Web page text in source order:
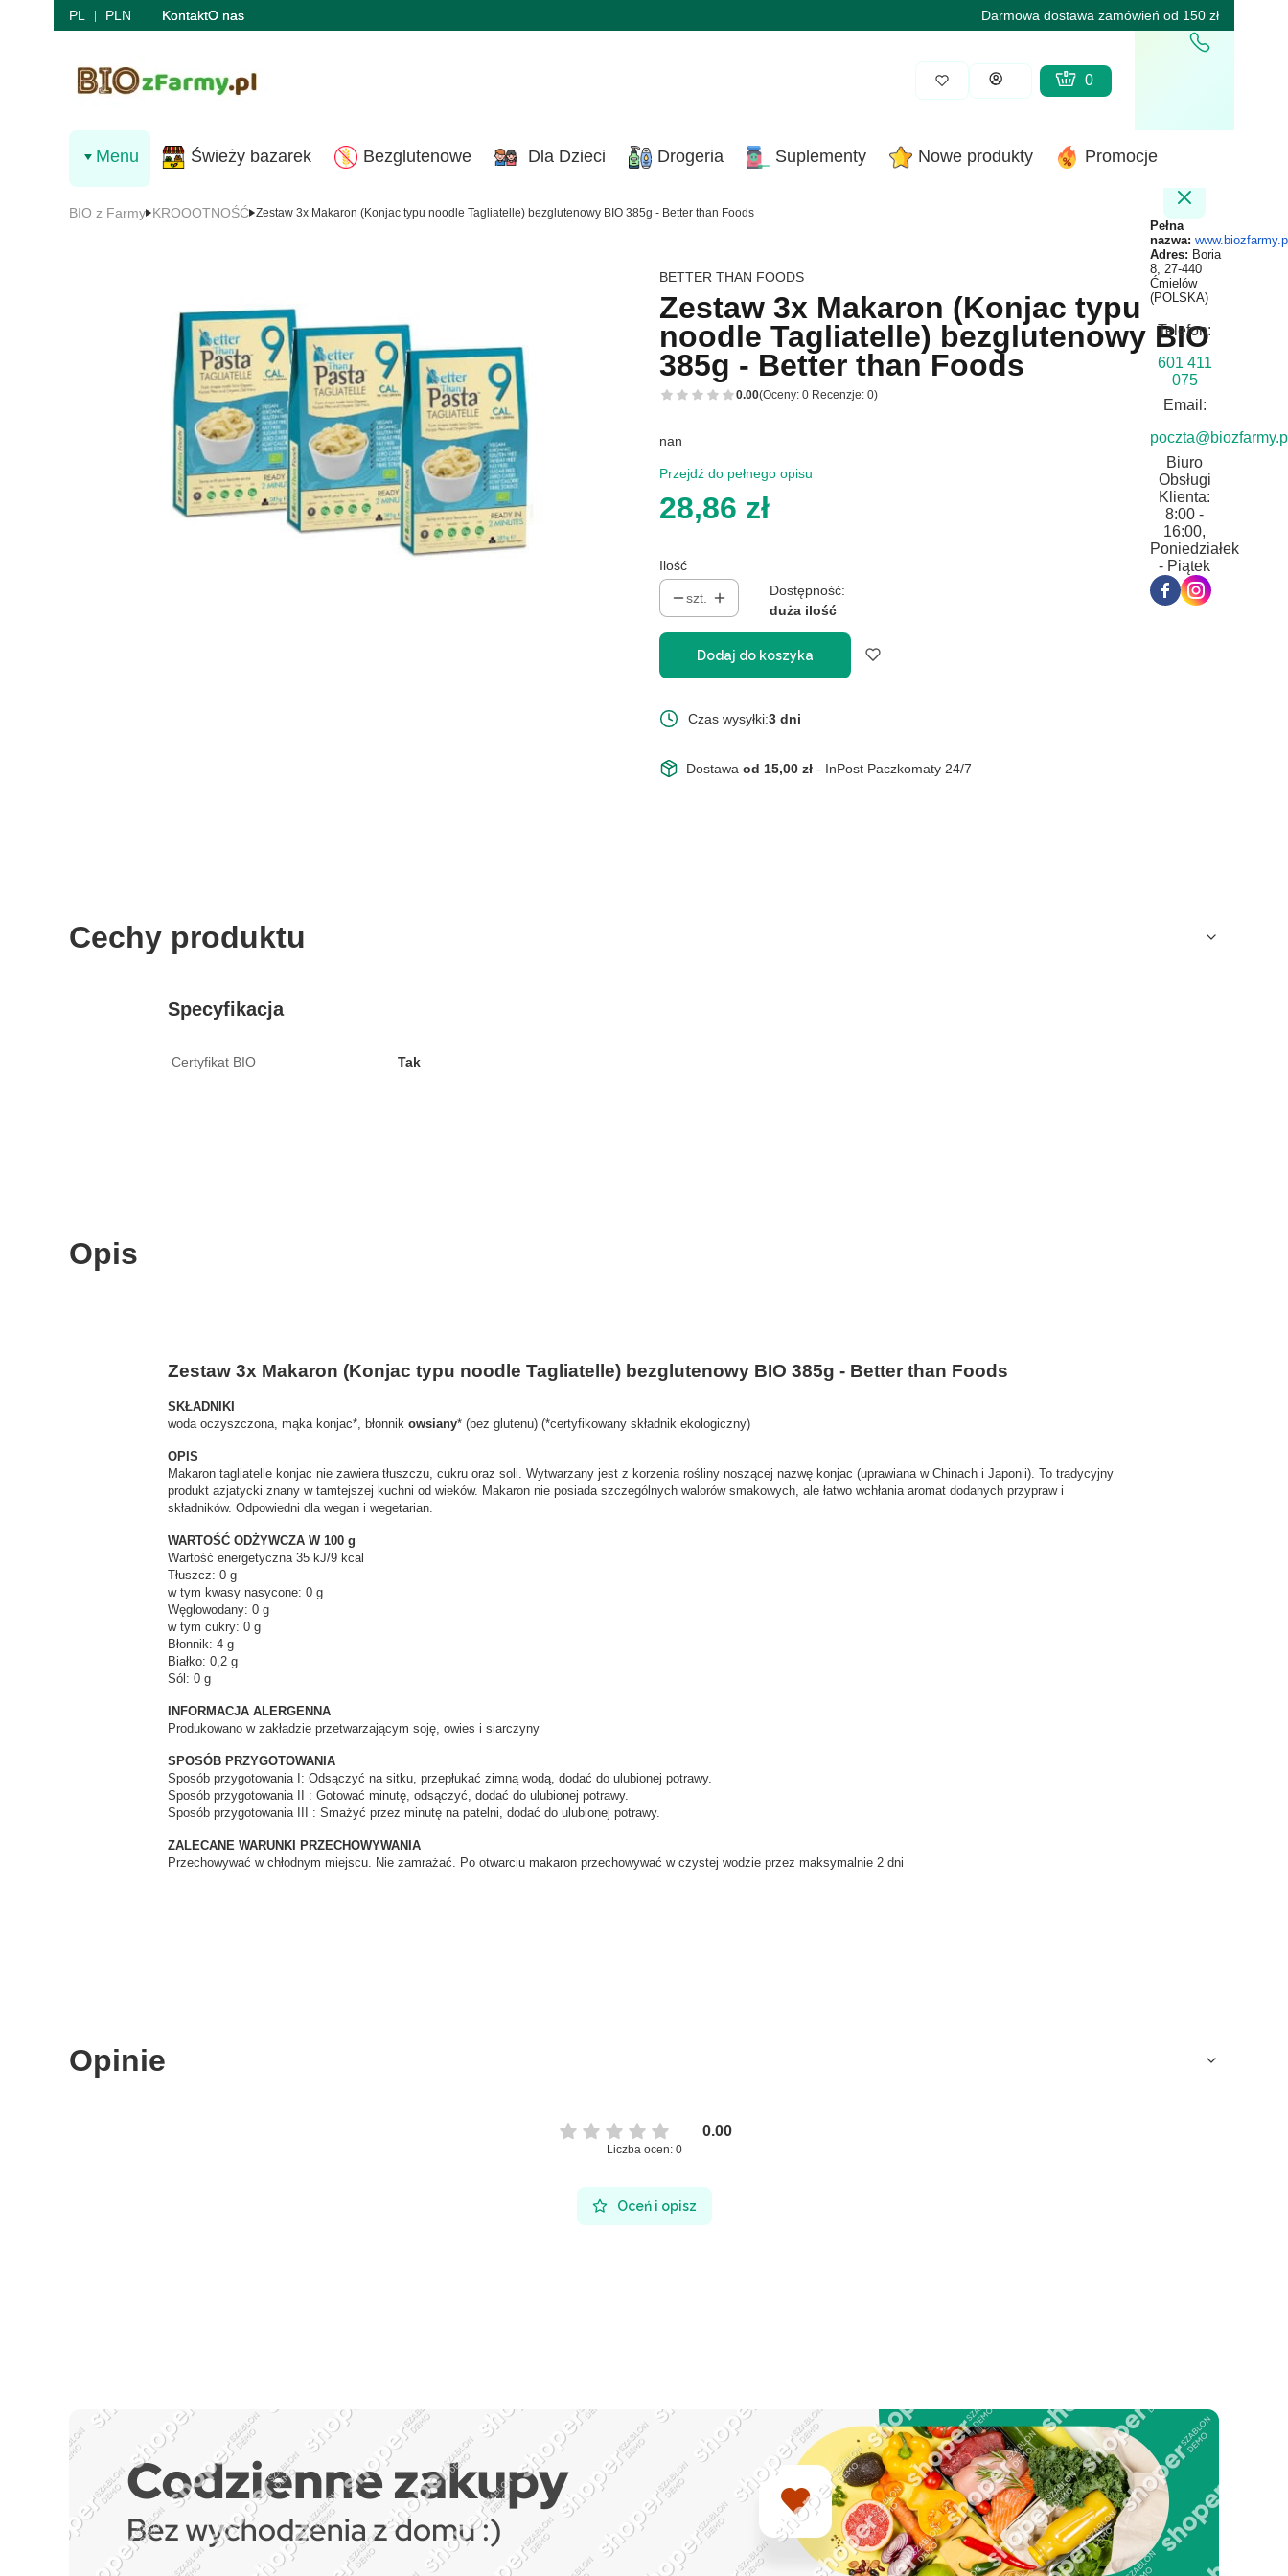
PL PLN KontaktO nas Darmowa dostawa zamówień od 150 zł
Zaloguj się
Produkty w koszyku: 0. Zobacz
Koszyk
Pełna
nazwa:
Adres: Boria
8, 27-440
Ćmielów
(POLSKA)
Telefon:
601 411
075
Email:
Biuro
Obsługi
Klienta:
8:00 -
16:00,
Poniedziałek
- Piątek
Menu Świeży bazarek Bezglutenowe Dla Dzieci Drogeria Suplementy Nowe produkty Promocje
BIO z Farmy KROOOTNOŚĆ Zestaw 3x Makaron (Konjac typu noodle Tagliatelle) bezglutenowy BIO 385g - Better than Foods
BETTER THAN FOODS
Zestaw 3x Makaron (Konjac typu
noodle Tagliatelle) bezglutenowy BIO
385g - Better than Foods
0.00(Oceny: 0 Recenzje: 0)
nan
Przejdź do pełnego opisu
Cena
28,86 zł
Ilość
szt.
Dostępność:
duża ilość
Dodaj do koszyka
Czas wysyłki:3 dni
Dostawa od 15,00 zł - InPost Paczkomaty 24/7
Cechy produktu
Specyfikacja
Certyfikat BIO Tak
Opis
Zestaw 3x Makaron (Konjac typu noodle Tagliatelle) bezglutenowy BIO 385g - Better than Foods
SKŁADNIKI
woda oczyszczona, mąka konjac*, błonnik owsiany* (bez glutenu) (*certyfikowany składnik ekologiczny)
OPIS
Makaron tagliatelle konjac nie zawiera tłuszczu, cukru oraz soli. Wytwarzany jest z korzenia rośliny noszącej nazwę konjac (uprawiana w Chinach i Japonii). To tradycyjny
produkt azjatycki znany w tamtejszej kuchni od wieków. Makaron nie posiada szczególnych walorów smakowych, ale łatwo wchłania aromat dodanych przypraw i
składników. Odpowiedni dla wegan i wegetarian.
WARTOŚĆ ODŻYWCZA W 100 g
Wartość energetyczna 35 kJ/9 kcal
Tłuszcz: 0 g
w tym kwasy nasycone: 0 g
Węglowodany: 0 g
w tym cukry: 0 g
Błonnik: 4 g
Białko: 0,2 g
Sól: 0 g
INFORMACJA ALERGENNA
Produkowano w zakładzie przetwarzającym soję, owies i siarczyny
SPOSÓB PRZYGOTOWANIA
Sposób przygotowania I: Odsączyć na sitku, przepłukać zimną wodą, dodać do ulubionej potrawy.
Sposób przygotowania II : Gotować minutę, odsączyć, dodać do ulubionej potrawy.
Sposób przygotowania III : Smażyć przez minutę na patelni, dodać do ulubionej potrawy.
ZALECANE WARUNKI PRZECHOWYWANIA
Przechowywać w chłodnym miejscu. Nie zamrażać. Po otwarciu makaron przechowywać w czystej wodzie przez maksymalnie 2 dni
Opinie
0.00
Liczba ocen: 0
Oceń i opisz